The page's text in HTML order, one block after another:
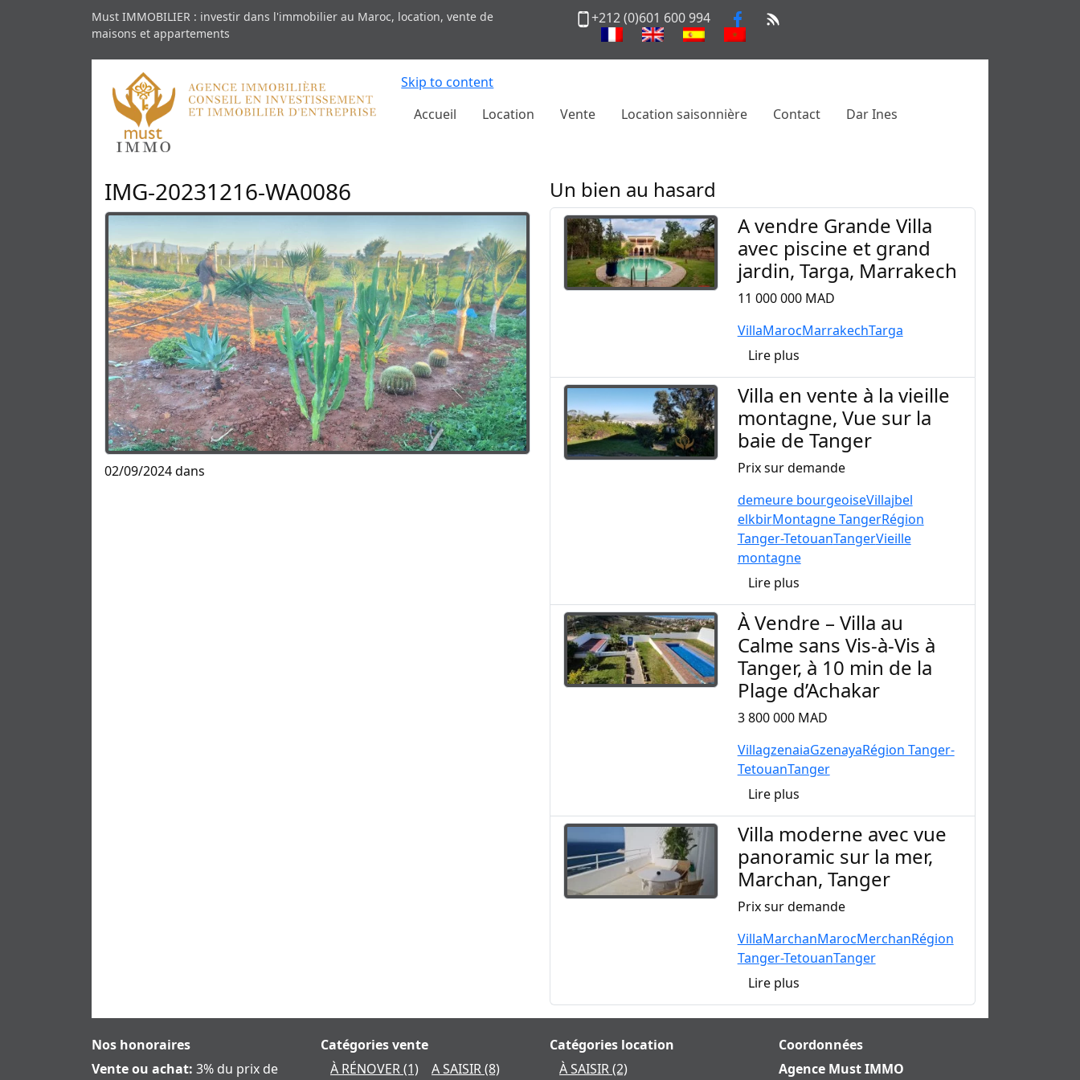
Must IMMOBILIER : investir dans l'immobilier au Maroc, location, vente de
maisons et appartements
+212 (0)601 600 994
Skip to content
Accueil
Location Vente Location saisonnière Contact Dar Ines
IMG-20231216-WA0086
02/09/2024 dans
Un bien au hasard
A vendre Grande Villa
avec piscine et grand
jardin, Targa, Marrakech
11 000 000 MAD
VillaMarocMarrakechTarga
Lire plus
Villa en vente à la vieille
montagne, Vue sur la
baie de Tanger
Prix sur demande
demeure bourgeoiseVillajbel
elkbirMontagne TangerRégion
Tanger-TetouanTangerVieille
montagne
Lire plus
À Vendre – Villa au
Calme sans Vis-à-Vis à
Tanger, à 10 min de la
Plage d’Achakar
3 800 000 MAD
VillagzenaiaGzenayaRégion Tanger-
TetouanTanger
Lire plus
Villa moderne avec vue
panoramic sur la mer,
Marchan, Tanger
Prix sur demande
VillaMarchanMarocMerchanRégion
Tanger-TetouanTanger
Lire plus
Nos honoraires
Vente ou achat: 3% du prix de
Catégories vente
À RÉNOVER(1) A SAISIR(8)
Catégories location
À SAISIR(2)
Coordonnées
Agence Must IMMO